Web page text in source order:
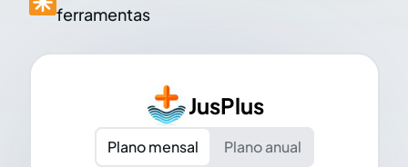
ferramentas
JusPlus
Plano mensal
Plano anual